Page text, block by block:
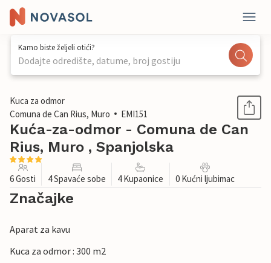
Kamo biste željeli otići?
Dodajte odredište, datume, broj gostiju
1 / 37
Kuca za odmor
Comuna de Can Rius, Muro
EMI151
Kuća-za-odmor - Comuna de Can
Rius, Muro , Spanjolska
6 Gosti 4 Spavaće sobe 4 Kupaonice 0 Kućni ljubimac
Značajke
Aparat za kavu
Kuca za odmor : 300 m2